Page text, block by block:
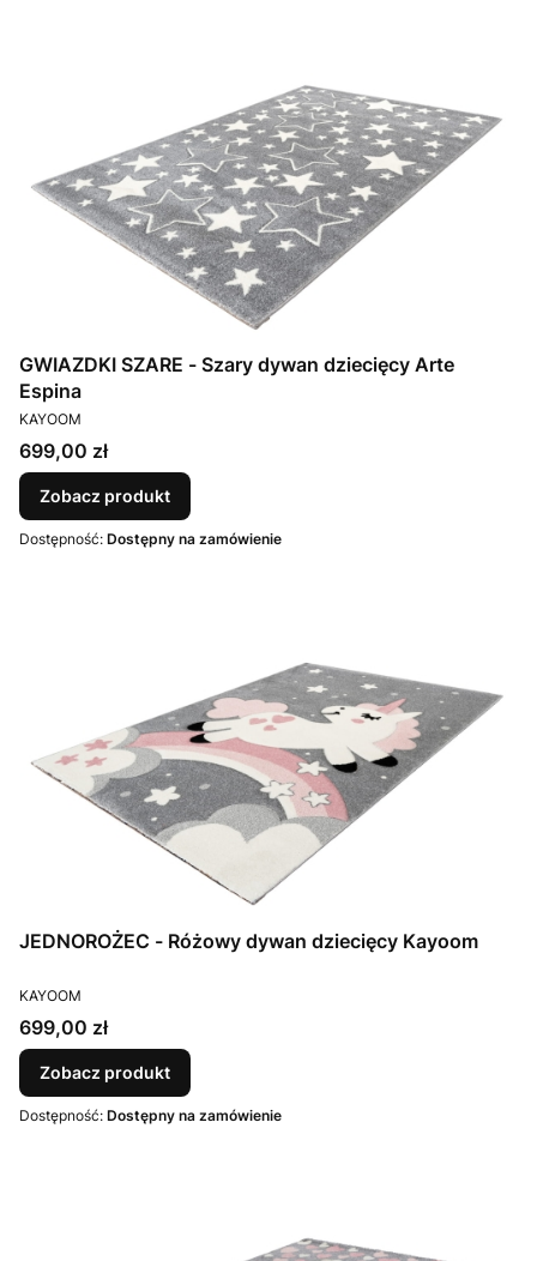
GWIAZDKI SZARE - Szary dywan dziecięcy Arte
Espina
PRODUCENT
KAYOOM
Cena
699,00 zł
Zobacz produkt
Dostępność: Dostępny na zamówienie
JEDNOROŻEC - Różowy dywan dziecięcy Kayoom
PRODUCENT
KAYOOM
Cena
699,00 zł
Zobacz produkt
Dostępność: Dostępny na zamówienie